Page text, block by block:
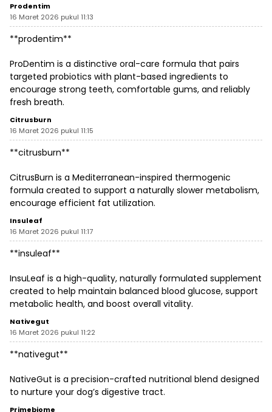
Prodentim
16 Maret 2026 pukul 11:13
**prodentim**
ProDentim is a distinctive oral-care formula that pairs
targeted probiotics with plant-based ingredients to
encourage strong teeth, comfortable gums, and reliably
fresh breath.
Citrusburn
16 Maret 2026 pukul 11:15
**citrusburn**
CitrusBurn is a Mediterranean-inspired thermogenic
formula created to support a naturally slower metabolism,
encourage efficient fat utilization.
Insuleaf
16 Maret 2026 pukul 11:17
**insuleaf**
InsuLeaf is a high-quality, naturally formulated supplement
created to help maintain balanced blood glucose, support
metabolic health, and boost overall vitality.
Nativegut
16 Maret 2026 pukul 11:22
**nativegut**
NativeGut is a precision-crafted nutritional blend designed
to nurture your dog’s digestive tract.
Primebiome